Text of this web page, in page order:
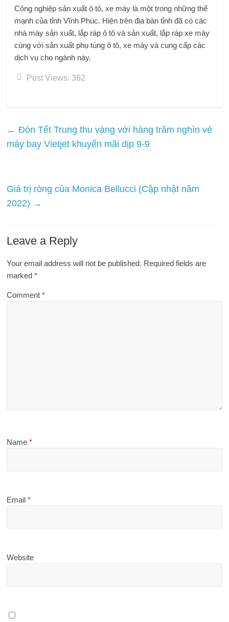
Công nghiệp sản xuất ô tô, xe máy là một trong những thế
mạnh của tỉnh Vĩnh Phúc. Hiện trên địa bàn tỉnh đã có các
nhà máy sản xuất, lắp ráp ô tô và sản xuất, lắp ráp xe máy
cùng với sản xuất phụ tùng ô tô, xe máy và cung cấp các
dịch vụ cho ngành này.
Post Views: 362
← Đón Tết Trung thu vàng với hàng trăm nghìn vé
máy bay Vietjet khuyến mãi dịp 9-9
Giá trị ròng của Monica Bellucci (Cập nhật năm
2022) →
Leave a Reply
Your email address will not be published. Required fields are
marked*
Comment*
Name*
Email*
Website